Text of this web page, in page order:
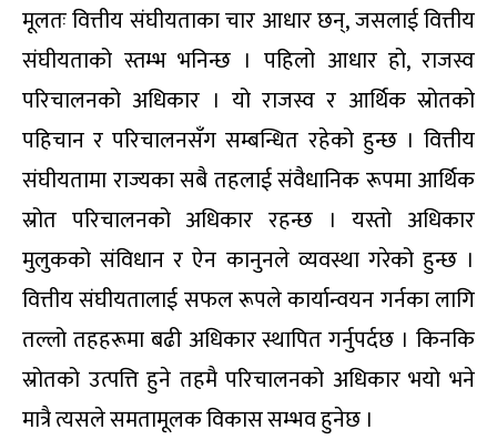
मूलतः वित्तीय संघीयताका चार आधार छन्, जसलाई वित्तीय
संघीयताको स्तम्भ भनिन्छ । पहिलो आधार हो, राजस्व
परिचालनको अधिकार । यो राजस्व र आर्थिक स्रोतको
पहिचान र परिचालनसँग सम्बन्धित रहेको हुन्छ । वित्तीय
संघीयतामा राज्यका सबै तहलाई संवैधानिक रूपमा आर्थिक
स्रोत परिचालनको अधिकार रहन्छ । यस्तो अधिकार
मुलुकको संविधान र ऐन कानुनले व्यवस्था गरेको हुन्छ ।
वित्तीय संघीयतालाई सफल रूपले कार्यान्वयन गर्नका लागि
तल्लो तहहरूमा बढी अधिकार स्थापित गर्नुपर्दछ । किनकि
स्रोतको उत्पत्ति हुने तहमै परिचालनको अधिकार भयो भने
मात्रै त्यसले समतामूलक विकास सम्भव हुनेछ ।